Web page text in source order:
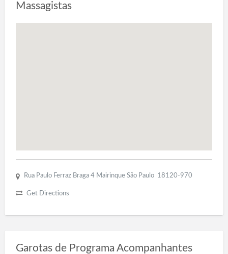
Massagistas
Rua Paulo Ferraz Braga 4 Mairinque São Paulo 18120-970
Get Directions
Garotas de Programa Acompanhantes